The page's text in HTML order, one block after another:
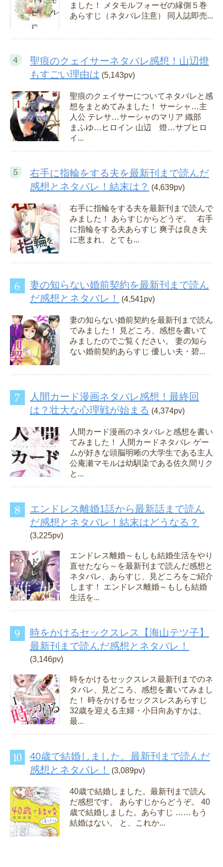
ました！ メタモルフォーゼの縁側５巻
あらすじ（ネタバレ注意） 同人誌即売...
聖痕のクェイサーネタバレ感想！山辺燈
もすごい理由は (5,143pv)
聖痕のクェイサーについてネタバレと感
想をまとめてみました！ サーシャ…主
人公 テレサ…サーシャのマリア 織部
まふゆ…ヒロイン 山辺 燈…サブヒロ
イ...
右手に指輪をする夫を最新刊まで読んだ
感想とネタバレ！結末は？ (4,639pv)
右手に指輪をする夫を最新刊まで読んで
みました！ あらすじからどうぞ。 右手
に指輪をする夫あらすじ 爽子は良き夫
に恵まれ、とても...
妻の知らない婚前契約を最新刊まで読ん
だ感想とネタバレ！
(4,541pv)
妻の知らない婚前契約を最新刊まで読ん
でみました！ 見どころ、感想を書いて
みましたのでご覧ください。 妻の知ら
ない婚前契約あらすじ 優しい夫・碧...
人間カード漫画ネタバレ感想！最終回
は？壮大な心理戦が始まる (4,374pv)
人間カード漫画のネタバレと感想を書い
てみました！ 人間カードネタバレ ゲー
ムが好きな頭脳明晰の大学生である主人
公庵瀬マモルは幼馴染である佐久間リク
と...
エンドレス離婚1話から最新話まで読ん
だ感想とネタバレ！結末はどうなる？
(3,225pv)
エンドレス離婚～もしも結婚生活をやり
直せたなら～を最新刊まで読んだ感想と
ネタバレ、あらすじ、見どころをご紹介
します！ エンドレス離婚～もしも結婚
生活を...
時をかけるセックスレス【海山テツ子】
最新刊まで読んだ感想とネタバレ！
(3,146pv)
時をかけるセックスレス最新刊までのネ
タバレ、見どころ、感想を書いてみまし
た！ 時をかけるセックスレスあらすじ
32歳を迎える主婦・小日向あすかは、
最...
40歳で結婚しました。最新刊まで読んだ
感想とネタバレ！
(3,089pv)
40歳で結婚しました。最新刊まで読ん
だ感想です。 あらすじからどうぞ。 40
歳で結婚しました。あらすじ ……もう
結婚はない。 と、これか...